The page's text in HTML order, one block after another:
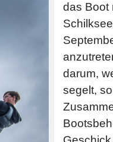
das Boot
darum,
segelt,